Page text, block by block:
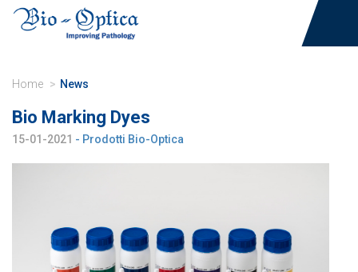
Home News
Bio Marking Dyes
15-01-2021 - Prodotti Bio-Optica